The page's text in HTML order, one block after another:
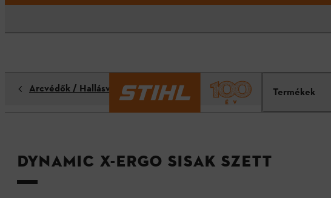
Termékek
Arcvédők / Hallásvédők / Fejvédők
DYNAMIC X-Ergo sisak szett